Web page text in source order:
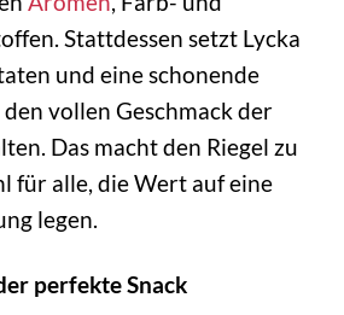
Stattdessen setzt Lycka
und eine schonende
vollen Geschmack der
Das macht den Riegel zu
für alle, die Wert auf eine
legen.
perfekte Snack